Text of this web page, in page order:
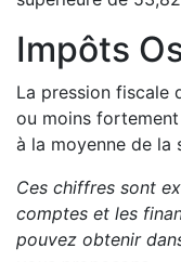
Impôts
La pression fiscale
ou moins
à la moyenne de la
Ces chiffres sont
comptes et les
pouvez obtenir